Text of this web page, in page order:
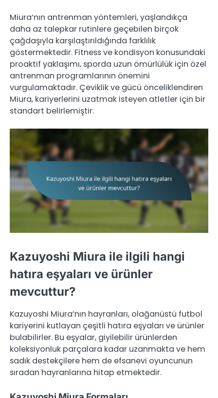
Miura’nın antrenman yöntemleri, yaşlandıkça
daha az talepkar rutinlere geçebilen birçok
çağdaşıyla karşılaştırıldığında farklılık
göstermektedir. Fitness ve kondisyon konusundaki
proaktif yaklaşımı, sporda uzun ömürlülük için özel
antrenman programlarının önemini
vurgulamaktadır. Çeviklik ve gücü önceliklendiren
Miura, kariyerlerini uzatmak isteyen atletler için bir
standart belirlemiştir.
Kazuyoshi Miura ile ilgili hangi
hatıra eşyaları ve ürünler
mevcuttur?
Kazuyoshi Miura’nın hayranları, olağanüstü futbol
kariyerini kutlayan çeşitli hatıra eşyaları ve ürünler
bulabilirler. Bu eşyalar, giyilebilir ürünlerden
koleksiyonluk parçalara kadar uzanmakta ve hem
sadık destekçilere hem de efsanevi oyuncunun
sıradan hayranlarına hitap etmektedir.